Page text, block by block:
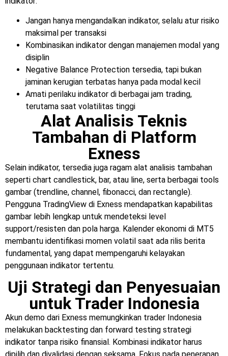
Jangan hanya mengandalkan indikator, selalu atur risiko
maksimal per transaksi
Kombinasikan indikator dengan manajemen modal yang
disiplin
Negative Balance Protection tersedia, tapi bukan
jaminan kerugian terbatas hanya pada modal kecil
Amati perilaku indikator di berbagai jam trading,
terutama saat volatilitas tinggi
Alat Analisis Teknis
Tambahan di Platform
Exness
Selain indikator, tersedia juga ragam alat analisis tambahan
seperti chart candlestick, bar, atau line, serta berbagai tools
gambar (trendline, channel, fibonacci, dan rectangle).
Pengguna TradingView di Exness mendapatkan kapabilitas
gambar lebih lengkap untuk mendeteksi level
support/resisten dan pola harga. Kalender ekonomi di MT5
membantu identifikasi momen volatil saat ada rilis berita
fundamental, yang dapat mempengaruhi kelayakan
penggunaan indikator tertentu.
Uji Strategi dan Penyesuaian
untuk Trader Indonesia
Akun demo dari Exness memungkinkan trader Indonesia
melakukan backtesting dan forward testing strategi
indikator tanpa risiko finansial. Kombinasi indikator harus